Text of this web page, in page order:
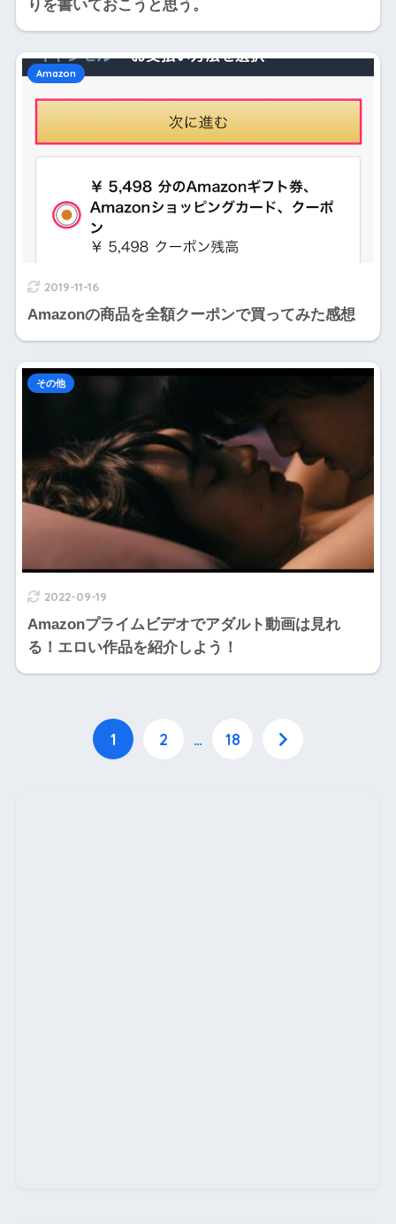
りを書いておこうと思う。
2019-11-16
Amazonの商品を全額クーポンで買ってみた感想
Amazon
2022-09-19
Amazonプライムビデオでアダルト動画は見れ
る！エロい作品を紹介しよう！
その他
1 2 … 18